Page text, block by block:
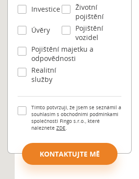
Investice
Životní
pojištění
Úvěry
Pojištění
vozidel
Pojištění majetku a
odpovědnosti
Realitní
služby
Tímto potvrzuji, že jsem se seznámil a
souhlasím s obchodními podmínkami
společnosti Fingo s.r.o., které
naleznete ZDE.
KONTAKTUJTE MĚ